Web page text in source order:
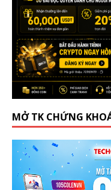
MỞ TK CHỨNG